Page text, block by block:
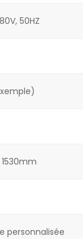
50HZ
personnalisée